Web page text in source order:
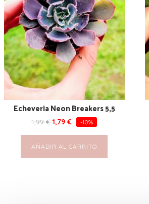
Echeveria Neon Breakers 5,5
1,99€ 1,79€ -10%
AÑADIR AL CARRITO